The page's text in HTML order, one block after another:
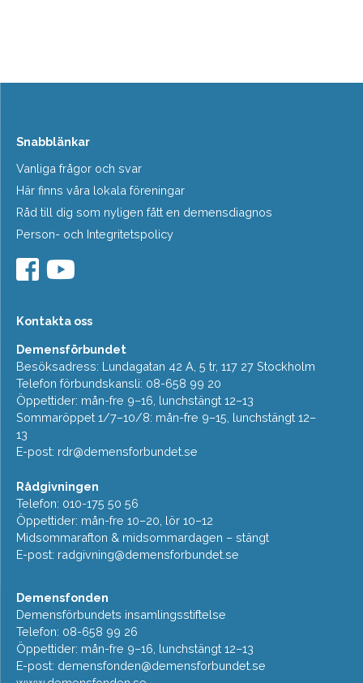
Snabblänkar
Vanliga frågor och svar
Här finns våra lokala föreningar
Råd till dig som nyligen fått en demensdiagnos
Person- och Integritetspolicy
Kontakta oss
Demensförbundet
Besöksadress: Lundagatan 42 A, 5 tr, 117 27 Stockholm
Telefon förbundskansli: 08-658 99 20
Öppettider: mån-fre 9–16, lunchstängt 12–13
Sommaröppet 1/7–10/8: mån-fre 9–15, lunchstängt 12–
13
E-post: rdr@demensforbundet.se
Rådgivningen
Telefon: 010-175 50 56
Öppettider: mån-fre 10–20, lör 10–12
Midsommarafton & midsommardagen – stängt
E-post: radgivning@demensforbundet.se
Demensfonden
Demensförbundets insamlingsstiftelse
Telefon: 08-658 99 26
Öppettider: mån-fre 9–16, lunchstängt 12–13
E-post: demensfonden@demensforbundet.se